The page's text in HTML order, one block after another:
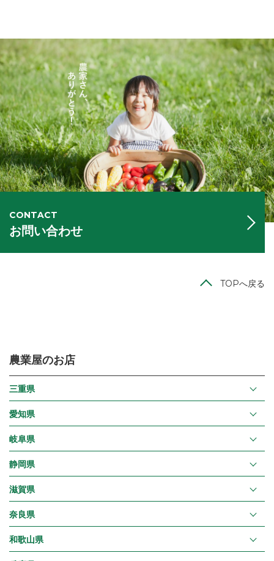
CONTACT
お問い合わせ
TOPへ戻る
農業屋のお店
三重県
愛知県
岐阜県
静岡県
滋賀県
奈良県
和歌山県